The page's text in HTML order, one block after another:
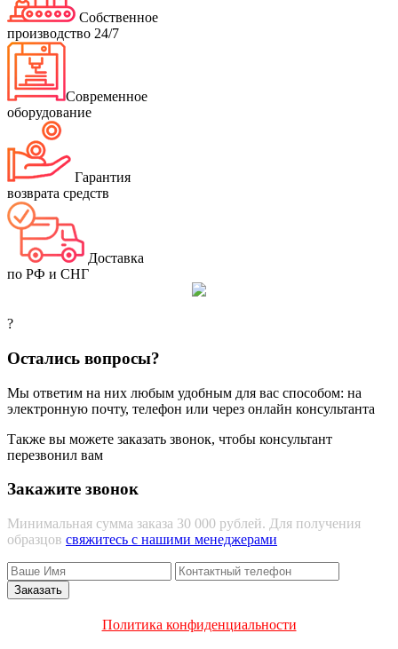
Собственное
производство 24/7
Современное
оборудование
Гарантия
возврата средств
Доставка
по РФ и СНГ
?
Остались вопросы?
Мы ответим на них любым удобным для вас способом: на
электронную почту, телефон или через онлайн консультанта
Также вы можете заказать звонок, чтобы консультант
перезвонил вам
Закажите звонок
Минимальная сумма заказа 30 000 рублей. Для получения
образцов свяжитесь с нашими менеджерами
Политика конфиденциальности